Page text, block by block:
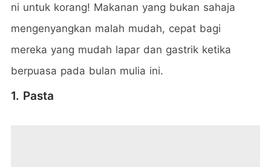
ni untuk korang! Makanan yang bukan sahaja
mengenyangkan malah mudah, cepat bagi
mereka yang mudah lapar dan gastrik ketika
berpuasa pada bulan mulia ini.
1. Pasta